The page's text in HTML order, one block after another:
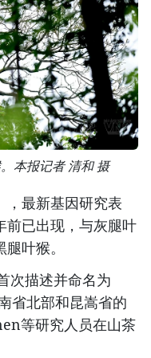
本报记者 清和 摄
最新基因研究表
前已出现，与灰腿叶
叶猴。
次描述并命名为
省北部和昆嵩省的
等研究人员在山茶